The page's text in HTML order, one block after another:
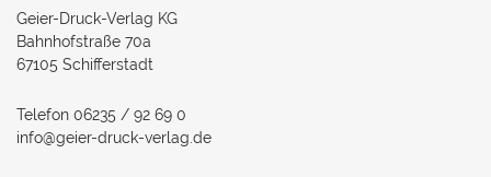
Geier-Druck-Verlag KG
Bahnhofstraße 70a
67105 Schifferstadt
Telefon 06235 / 92 69 0
info@geier-druck-verlag.de